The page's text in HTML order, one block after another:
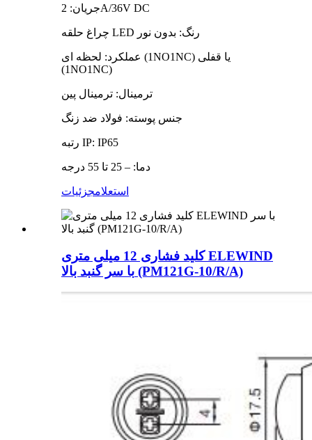
جریان: 2A/36V DC
چراغ حلقه LED رنگ: بدون نور
عملکرد: لحظه ای (1NO1NC) یا قفلی
(1NO1NC)
ترمینال: ترمینال پین
جنس پوسته: فولاد ضد زنگ
رتبه IP: IP65
دما: – 25 تا 55 درجه
استعلامجزئیات
کلید فشاری 12 میلی متری ELEWIND
با سر گنبد بالا (PM121G-10/R/A)